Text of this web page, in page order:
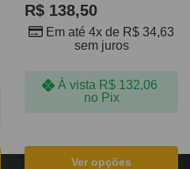
R$ 138,50
Em até 4x de R$ 34,63
sem juros
À vista R$ 132,06
no Pix
Ver opções